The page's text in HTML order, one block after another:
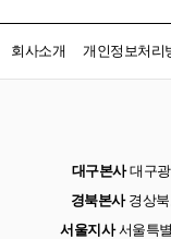
회사소개 개인정보처리
대구본사대구광
경북본사경상북
서울지사서울특